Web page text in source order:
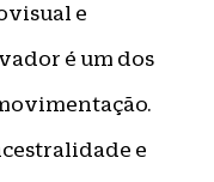
e
é um dos
e